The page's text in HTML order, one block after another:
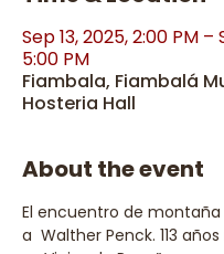
Sep 13, 2025, 2:00 PM –
5:00 PM
Fiambala, Fiambalá
Hosteria Hall
About the event
El encuentro de montaña
a  Walther Penck. 113